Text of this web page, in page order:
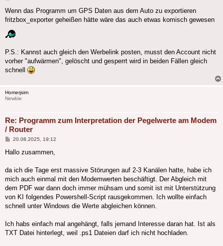
Wenn das Programm um GPS Daten aus dem Auto zu exportieren
fritzbox_exporter geheißen hätte wäre das auch etwas komisch gewesen
P.S.: Kannst auch gleich den Werbelink posten, musst den Account nicht
vorher "aufwärmen", gelöscht und gesperrt wird in beiden Fällen gleich
schnell
Homerjsim
Newbie
Re: Programm zum Interpretation der Pegelwerte am Modem
/ Router
Beitrag
20.08.2025, 19:12
Hallo zusammen,
da ich die Tage erst massive Störungen auf 2-3 Kanälen hatte, habe ich
mich auch einmal mit den Modemwerten beschäftigt. Der Abgleich mit
dem PDF war dann doch immer mühsam und somit ist mit Unterstützung
von KI folgendes Powershell-Script rausgekommen. Ich wollte einfach
schnell unter Windows die Werte abgleichen können.
Ich habs einfach mal angehängt, falls jemand Interesse daran hat. Ist als
TXT Datei hinterlegt, weil .ps1 Dateien darf ich nicht hochladen.